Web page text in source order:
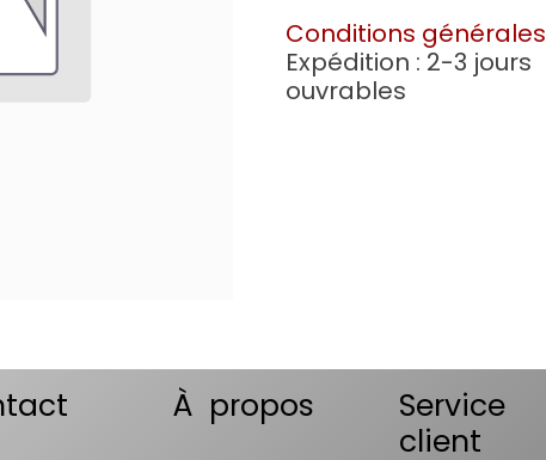
Conditions générales
Expédition : 2-3 jours
ouvrables
À propos
Service
client